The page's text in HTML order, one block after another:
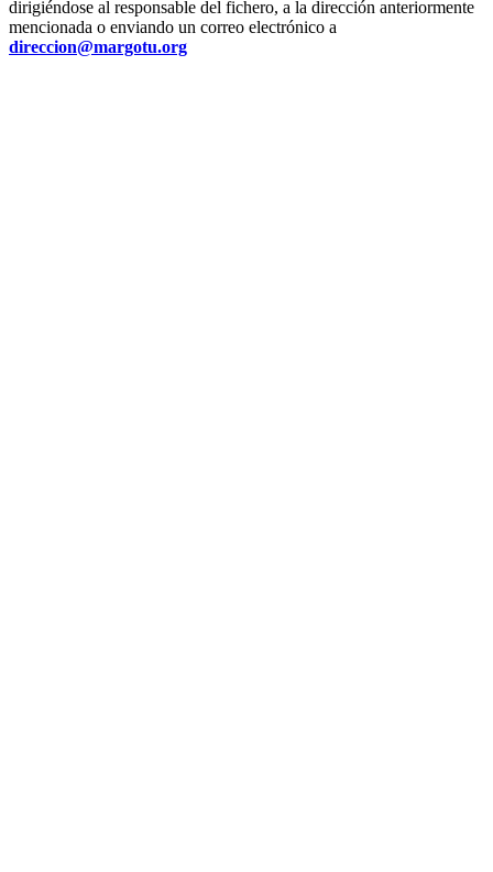
dirigiéndose al responsable del fichero, a la dirección anteriormente
mencionada o enviando un correo electrónico a
direccion@margotu.org